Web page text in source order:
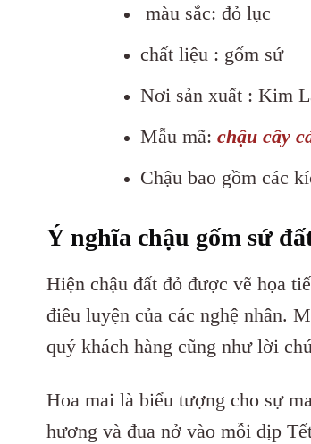
màu sắc: đỏ lục
chất liệu : gốm sứ
Nơi sản xuất : Kim
Mẫu mã: chậu cây
Chậu bao gồm các
Ý nghĩa chậu gốm sứ
Hiện chậu đất đỏ được vẽ họa
điêu luyện của các nghệ nhân.
quý khách hàng cũng như lời
Hoa mai là biểu tượng cho sự
hương và đua nở vào mỗi dịp